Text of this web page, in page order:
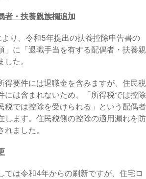
者・扶養親族欄追加
り、令和5年提出の扶養控除申告書の
」に「退職手当を有する配偶者・扶養親
た。
得要件には退職金を含みますが、住民税
には含まれないため、「所得税では控除
税では控除を受けられる」という配偶者
します。住民税側の控除の適用漏れを防
ました。
ては令和4年からの刷新ですが、住宅ロ